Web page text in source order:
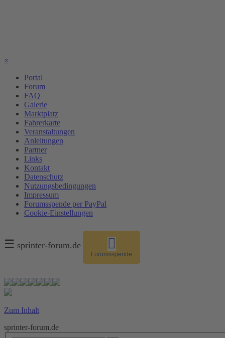
×
Portal
Forum
FAQ
Galerie
Marktplatz
Fahrerkarte
Veranstaltungen
Anleitungen
Partner
Links
Kontakt
Datenschutz
Nutzungsbedingungen
Impressum
Forumsspende per PayPal
Cookie-Einstellungen
☰ sprinter-forum.de
Forumsspende
Zum Inhalt
sprinter-forum.de